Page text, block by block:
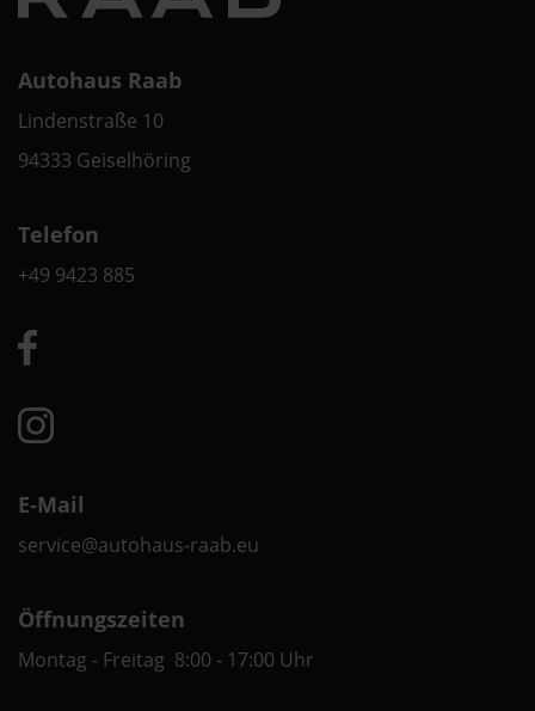
Autohaus Raab
Lindenstraße 10
94333 Geiselhöring
Telefon
+49 9423 885
E-Mail
service@autohaus-raab.eu
Öffnungszeiten
Montag - Freitag 8:00 - 17:00 Uhr